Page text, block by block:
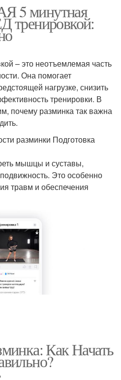
5 минутная
тренировкой:
– это неотъемлемая часть
Она помогает
нагрузке, снизить
тренировки. В
почему разминка так важна
разминки Подготовка
мышцы и суставы,
Это особенно
травм и обеспечения
Как Начать